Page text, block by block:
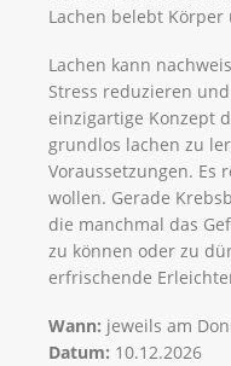
Lachen belebt Körper
Lachen kann
Stress reduzieren
einzigartige Konzept
grundlos lachen zu
Voraussetzungen. Es
wollen. Gerade
die manchmal das
zu können oder zu
erfrischende
Wann: jeweils am
Datum: 10.12.2026